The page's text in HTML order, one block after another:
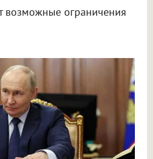
возможные ограничения